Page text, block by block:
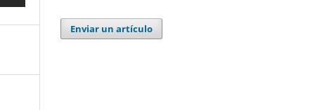
Enviar un artículo